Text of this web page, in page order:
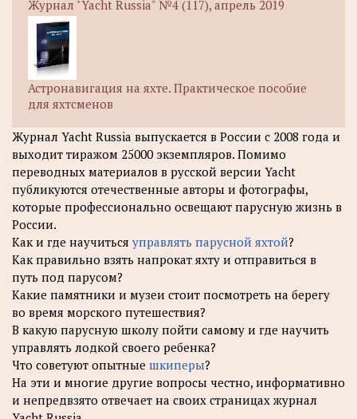
Журнал "Yacht Russia" №4 (117), апрель 2019
Астронавигация на яхте. Практическое пособие
для яхтсменов
Журнал Yacht Russia выпускается в России с 2008 года и
выходит тиражом 25000 экземпляров. Помимо
переводных материалов в русской версии Yacht
публикуются отечественные авторы и фотографы,
которые профессионально освещают парусную жизнь в
России.
Как и где научиться управлять парусной яхтой?
Как правильно взять напрокат яхту и отправиться в
путь под парусом?
Какие памятники и музеи стоит посмотреть на берегу
во время морского путешествия?
В какую парусную школу пойти самому и где научить
управлять лодкой своего ребенка?
Что советуют опытные шкиперы?
На эти и многие другие вопросы честно, информативно
и непредвзято отвечает на своих страницах журнал